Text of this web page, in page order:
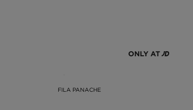
ONLY AT
FILA PANACHE